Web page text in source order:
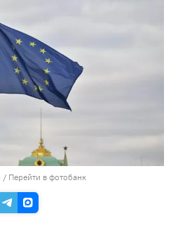
/ Перейти в фотобанк